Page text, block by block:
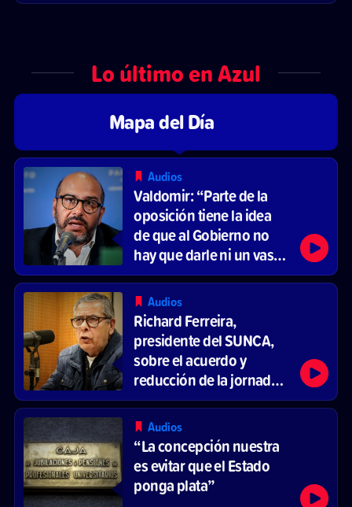
Lo último en Azul
Mapa del Día
Audios
Valdomir: “Parte de la
oposición tiene la idea
de que al Gobierno no
hay que darle ni un vaso
de agua”
Audios
Richard Ferreira,
presidente del SUNCA,
sobre el acuerdo y
reducción de la jornada
laboral
Audios
“La concepción nuestra
es evitar que el Estado
ponga plata”